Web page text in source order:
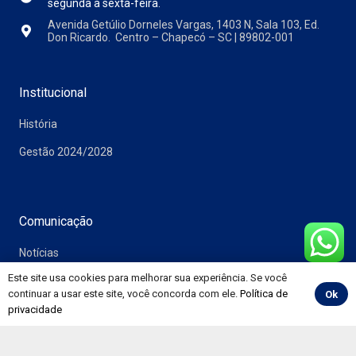
segunda a sexta-feira.
Avenida Getúlio Dorneles Vargas, 1403 N, Sala 103, Ed.
Don Ricardo. Centro – Chapecó – SC | 89802-001
Institucional
História
Gestão 2024/2028
Comunicação
Notícias
Vídeos
Álbuns
Este site usa cookies para melhorar sua experiência. Se você
continuar a usar este site, você concorda com ele. Política de
privacidade
Ok